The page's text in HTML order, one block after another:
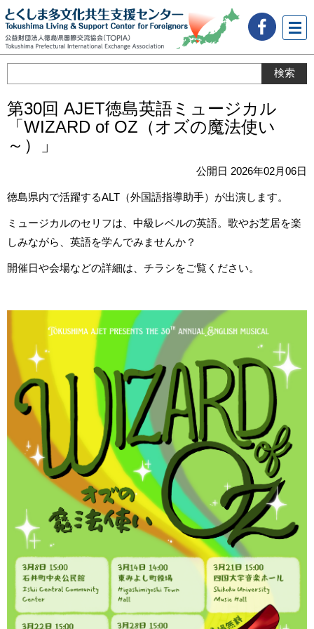
ュー
第30回 AJET徳島英語ミュージカル
「WIZARD of OZ（オズの魔法使い
～）」
公開日 2026年02月06日
徳島県内で活躍するALT（外国語指導助手）が出演します。
ミュージカルのセリフは、中級レベルの英語。歌やお芝居を楽
しみながら、英語を学んでみませんか？
開催日や会場などの詳細は、チラシをご覧ください。